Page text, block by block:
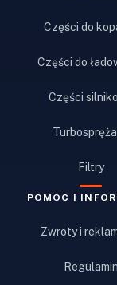
Części do
Części do
Części
Filtry
POMOC I
Zwroty i
Regulamin